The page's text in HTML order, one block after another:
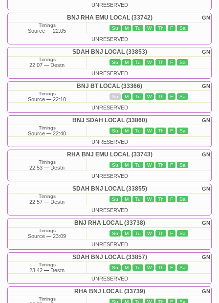
UNRESERVED
GN
BNJ RHA EMU LOCAL (33742)
Timings
Source 22:05 Su M Tu W Th F Sa
UNRESERVED
GN
SDAH BNJ LOCAL (33853)
Timings
22:07 Destn Su M Tu W Th F Sa
UNRESERVED
GN
BNJ BT LOCAL (33366)
Timings
Source 22:10 Su M Tu W Th F Sa
UNRESERVED
GN
BNJ SDAH LOCAL (33860)
Timings
Source 22:40 Su M Tu W Th F Sa
UNRESERVED
GN
RHA BNJ EMU LOCAL (33743)
Timings
22:53 Destn Su M Tu W Th F Sa
UNRESERVED
GN
SDAH BNJ LOCAL (33855)
Timings
22:57 Destn Su M Tu W Th F Sa
UNRESERVED
GN
BNJ RHA LOCAL (33738)
Timings
Source 23:09 Su M Tu W Th F Sa
UNRESERVED
GN
SDAH BNJ LOCAL (33857)
Timings
23:42 Destn Su M Tu W Th F Sa
UNRESERVED
GN
RHA BNJ LOCAL (33739)
Timings
Su M Tu W Th F Sa